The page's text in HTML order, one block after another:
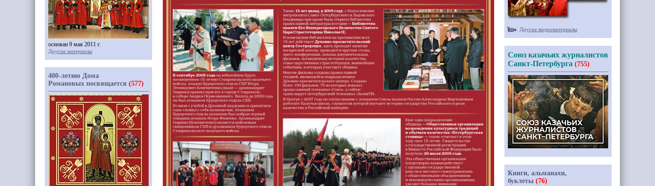
основан 9 мая 2011 г.
Другие материалы
400-летию Дома
Романовых посвящается (577)
Другие видеоматериалы
Союз казачьих журналистов
Санкт-Петербурга (755)
Книги, альманахи,
буклеты (76)